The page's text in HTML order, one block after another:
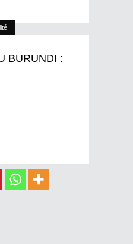
BURUNDI :